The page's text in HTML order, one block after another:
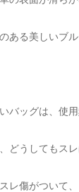
ある美しいブル
バッグは、使
どうしてもスレ
レ傷がついて、